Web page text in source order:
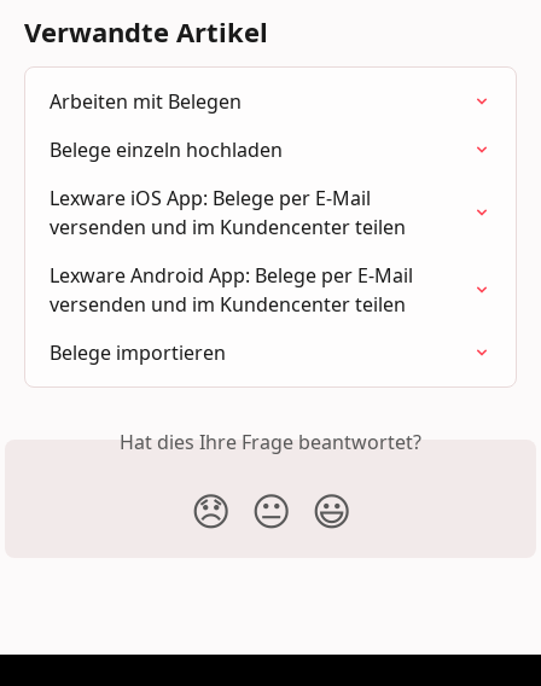
Verwandte Artikel
Arbeiten mit Belegen
Belege einzeln hochladen
Lexware iOS App: Belege per E-Mail
versenden und im Kundencenter teilen
Lexware Android App: Belege per E-Mail
versenden und im Kundencenter teilen
Belege importieren
Hat dies Ihre Frage beantwortet?
😞 😐 😃